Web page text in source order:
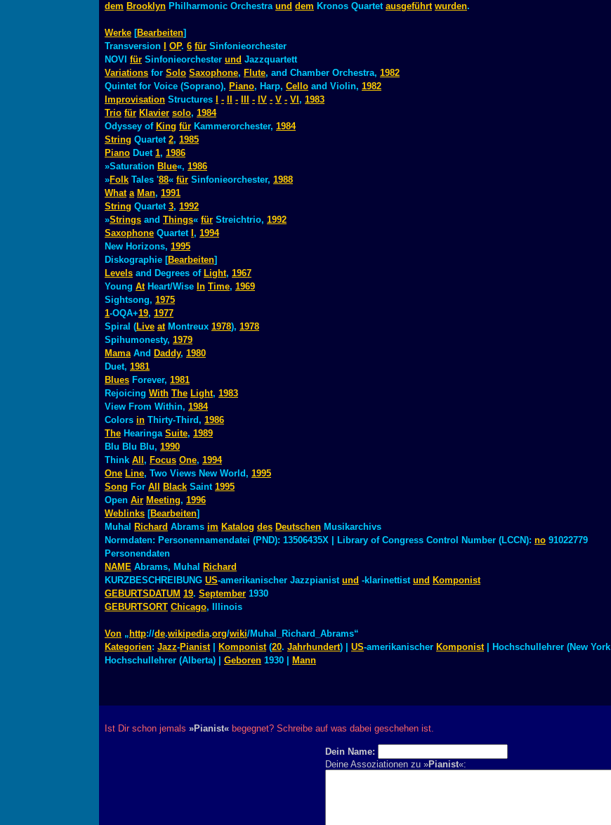
dem Brooklyn Philharmonic Orchestra und dem Kronos Quartet ausgeführt wurden.
Werke [Bearbeiten]
Transversion
OP. 6 für Sinfonieorchester
NOVI für Sinfonieorchester und Jazzquartett
Variations for Solo Saxophone, Flute, and Chamber Orchestra, 1982
Quintet for Voice (Soprano), Piano, Harp, Cello and Violin, 1982
Improvisation Structures - - - IV - V - VI , 1983
Trio für Klavier solo, 1984
Odyssey of King für Kammerorchester, 1984
String Quartet 2, 1985
Piano Duet 1, 1986
»Saturation Blue«, 1986
»Folk Tales '88« für Sinfonieorchester, 1988
What a Man, 1991
String Quartet 3, 1992
»Strings and Things« für Streichtrio, 1992
Saxophone Quartet , 1994
New Horizons, 1995
Diskographie [Bearbeiten]
Levels and Degrees of Light, 1967
Young AtHeart/Wise In Time, 1969
Sightsong, 1975
1-OQA+19, 1977
Spiral (Live atMontreux 1978), 1978
Spihumonesty, 1979
MamaAnd Daddy, 1980
Duet, 1981
Blues Forever, 1981
Rejoicing With The Light, 1983
View From Within, 1984
Colors in Thirty-Third, 1986
The Hearinga Suite, 1989
Blu Blu Blu, 1990
Think All , Focus One, 1994
One Line, Two Views New World, 1995
Song For All Black Saint 1995
Open Air Meeting, 1996
Weblinks [Bearbeiten]
Muhal Richard Abrams im Katalog des Deutschen Musikarchivs
Normdaten: Personennamendatei (PND): 13506435X | Library of Congress Control Number (LCCN): no 91022779
Personendaten
NAME Abrams, Muhal Richard
KURZBESCHREIBUNG US-amerikanischer Jazzpianist und -klarinettist und Komponist
GEBURTSDATUM 19. September 1930
GEBURTSORT Chicago, Illinois
Von „ http://de.wikipedia.org/wiki/Muhal_Richard_Abrams“
Kategorien: Jazz-Pianist| Komponist(20. Jahrhundert) | US-amerikanischer Komponist| Hochschullehrer (New York
Hochschullehrer (Alberta) | Geboren 1930 | Mann
Ist Dir schon jemals »Pianist« begegnet? Schreibe auf was dabei geschehen ist.
Dein Name:
Deine Assoziationen zu »Pianist«: